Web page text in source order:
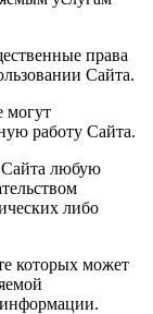
права
Сайта.
могут
работу Сайта.
Сайта любую
либо
которых может
информации.